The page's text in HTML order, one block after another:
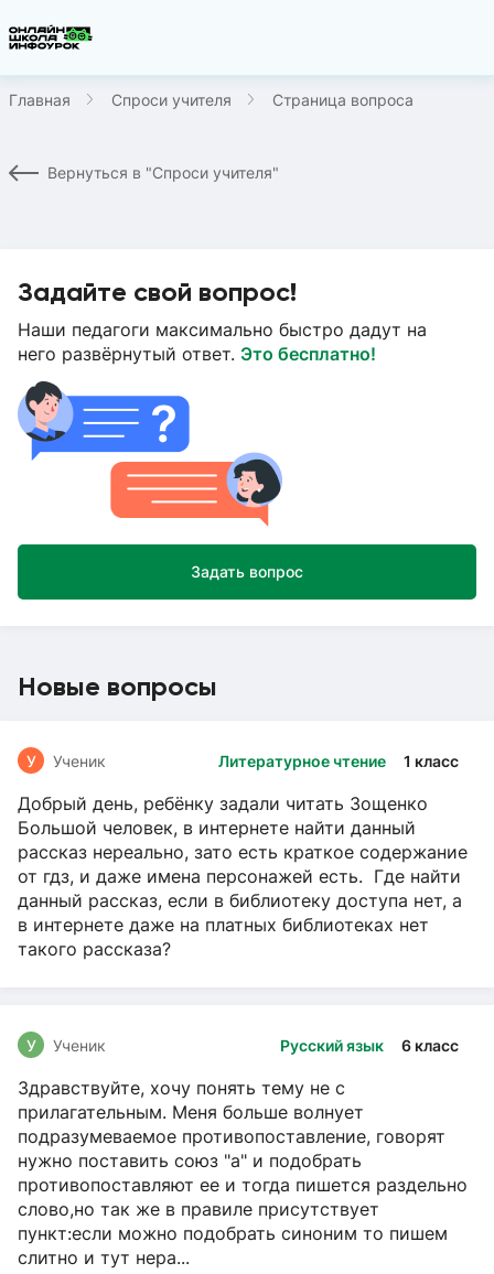
Главная Спроси учителя Страница вопроса
Вернуться в "Спроси учителя"
Задайте свой вопрос!
Наши педагоги максимально быстро дадут на
него развёрнутый ответ. Это бесплатно!
Задать вопрос
Новые вопросы
Литературное чтение 1 класс
У Ученик
Добрый день, ребёнку задали читать Зощенко
Большой человек, в интернете найти данный
рассказ нереально, зато есть краткое содержание
от гдз, и даже имена персонажей есть. Где найти
данный рассказ, если в библиотеку доступа нет, а
в интернете даже на платных библиотеках нет
такого рассказа?
Русский язык 6 класс
У Ученик
Здравствуйте, хочу понять тему не с
прилагательным. Меня больше волнует
подразумеваемое противопоставление, говорят
нужно поставить союз "а" и подобрать
противопоставляют ее и тогда пишется раздельно
слово,но так же в правиле присутствует
пункт:если можно подобрать синоним то пишем
слитно и тут нера...